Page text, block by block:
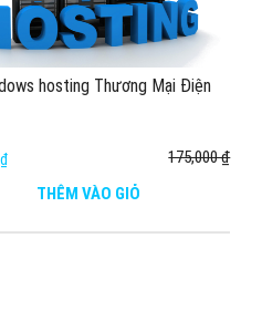
hosting Thương Mại Điện
175,000 ₫
THÊM VÀO GIỎ